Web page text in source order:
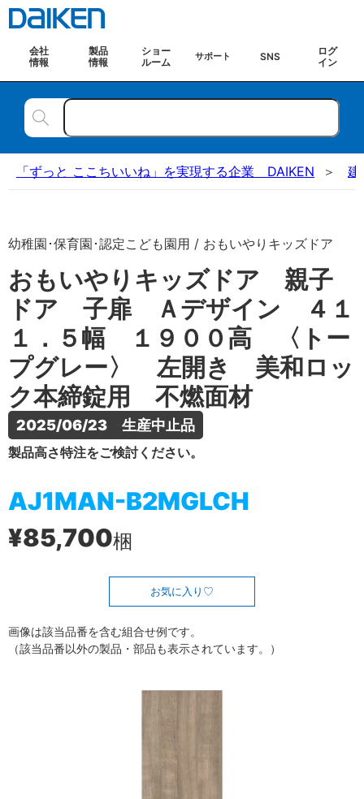
会社
情報
製品
情報
ショー
ルーム
サポート SNS
ログ
イン
「ずっと ここちいいね」を実現する企業 DAIKEN 建
幼稚園･保育園･認定こども園用 / おもいやりキッズドア
おもいやりキッズドア 親子
ドア 子扉 Ａデザイン ４１
１．５幅 １９００高 〈トー
プグレー〉 左開き 美和ロッ
ク本締錠用 不燃面材
2025/06/23　生産中止品
製品高さ特注をご検討ください。
AJ1MAN-B2MGLCH
¥85,700梱
お気に入り
画像は該当品番を含む組合せ例です。
（該当品番以外の製品・部品も表示されています。）